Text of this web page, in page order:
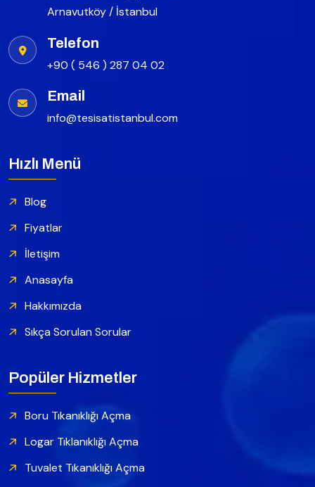
Arnavutköy / İstanbul
Telefon
+90 ( 546 ) 287 04 02
Email
info@tesisatistanbul.com
Hızlı Menü
Blog
Fiyatlar
İletişim
Anasayfa
Hakkımızda
Sıkça Sorulan Sorular
Popüler Hizmetler
Boru Tıkanıklığı Açma
Logar Tıklanıklığı Açma
Tuvalet Tıkanıklığı Açma